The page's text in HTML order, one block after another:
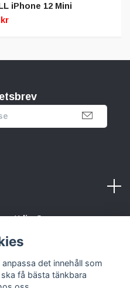
iPhone 12 Mini
kr
liv. Spara pengar.
det innehåll som
få bästa tänkbara